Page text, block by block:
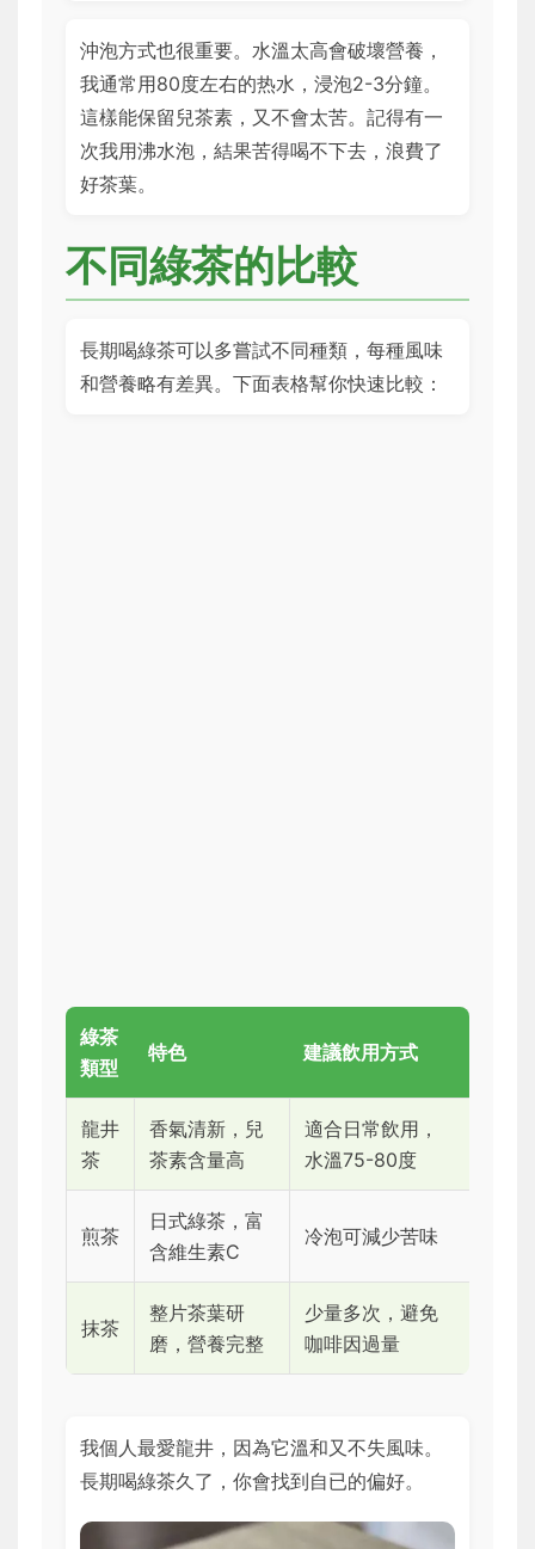
沖泡方式也很重要。水溫太高會破壞營養，
我通常用80度左右的热水，浸泡2-3分鐘。
這樣能保留兒茶素，又不會太苦。記得有一
次我用沸水泡，結果苦得喝不下去，浪費了
好茶葉。
不同綠茶的比較
長期喝綠茶可以多嘗試不同種類，每種風味
和營養略有差異。下面表格幫你快速比較：
綠茶
類型
特色 建議飲用方式
龍井
茶
香氣清新，兒
茶素含量高
適合日常飲用，
水溫75-80度
煎茶
日式綠茶，富
含維生素C
冷泡可減少苦味
抹茶
整片茶葉研
磨，營養完整
少量多次，避免
咖啡因過量
我個人最愛龍井，因為它溫和又不失風味。
長期喝綠茶久了，你會找到自已的偏好。